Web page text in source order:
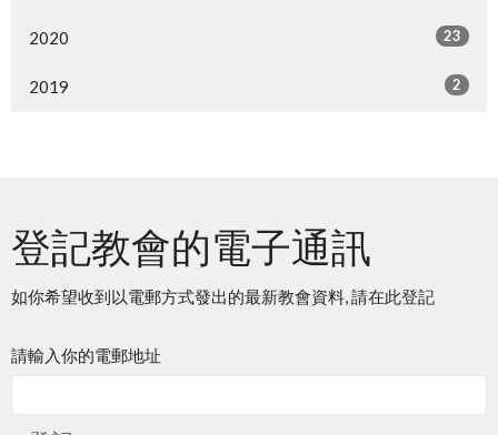
2020 23
2019 2
登記教會的電子通訊
如你希望收到以電郵方式發出的最新教會資料, 請在此登記
請輸入你的電郵地址